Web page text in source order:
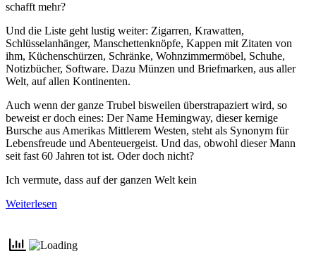
schafft mehr?
Und die Liste geht lustig weiter: Zigarren, Krawatten,
Schlüsselanhänger, Manschettenknöpfe, Kappen mit Zitaten von
ihm, Küchenschürzen, Schränke, Wohnzimmermöbel, Schuhe,
Notizbücher, Software. Dazu Münzen und Briefmarken, aus aller
Welt, auf allen Kontinenten.
Auch wenn der ganze Trubel bisweilen überstrapaziert wird, so
beweist er doch eines: Der Name Hemingway, dieser kernige
Bursche aus Amerikas Mittlerem Westen, steht als Synonym für
Lebensfreude und Abenteuergeist. Und das, obwohl dieser Mann
seit fast 60 Jahren tot ist. Oder doch nicht?
Ich vermute, dass auf der ganzen Welt kein
Weiterlesen